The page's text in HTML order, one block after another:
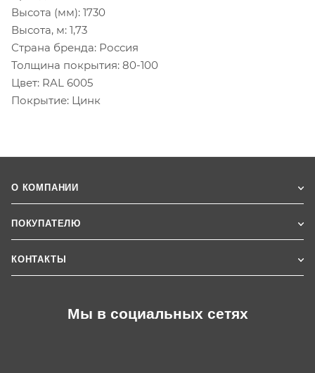
Высота (мм): 1730
Высота, м: 1,73
Страна бренда: Россия
Толщина покрытия: 80-100
Цвет: RAL 6005
Покрытие: Цинк
О КОМПАНИИ
ПОКУПАТЕЛЮ
КОНТАКТЫ
Мы в социальных сетях